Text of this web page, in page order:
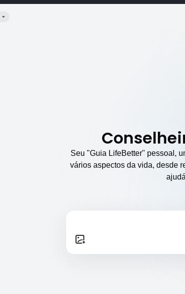
Seu "Guia LifeBetter" pessoal,
vários aspectos da vida, desde